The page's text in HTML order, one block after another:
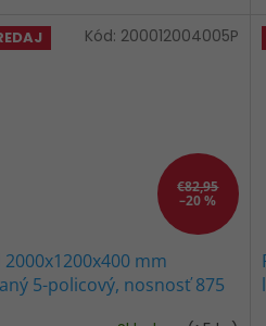
€82,95
–20 %
2000x1200x400 mm
5-policový, nosnosť 875
Kód: 200012004005P